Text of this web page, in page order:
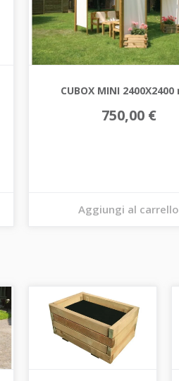
CUBOX MINI
750,00 €
Aggiungi al carrello